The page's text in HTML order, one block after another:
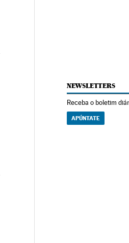
NEWSLETTERS
Receba o boletim
APÚNTATE